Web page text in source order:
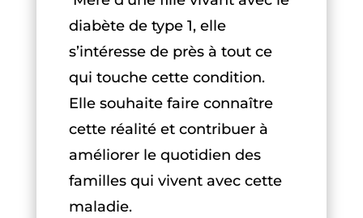
diabète de type 1, elle
s’intéresse de près à tout ce
qui touche cette condition.
Elle souhaite faire connaître
cette réalité et contribuer à
améliorer le quotidien des
familles qui vivent avec cette
maladie.